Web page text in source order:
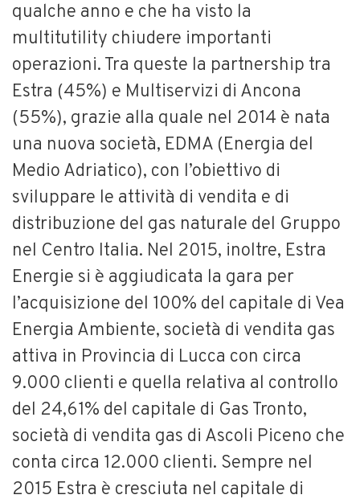
qualche anno e che ha visto la
multitutility chiudere importanti
operazioni. Tra queste la partnership tra
Estra (45%) e Multiservizi di Ancona
(55%), grazie alla quale nel 2014 è nata
una nuova società, EDMA (Energia del
Medio Adriatico), con l’obiettivo di
sviluppare le attività di vendita e di
distribuzione del gas naturale del Gruppo
nel Centro Italia. Nel 2015, inoltre, Estra
Energie si è aggiudicata la gara per
l’acquisizione del 100% del capitale di Vea
Energia Ambiente, società di vendita gas
attiva in Provincia di Lucca con circa
9.000 clienti e quella relativa al controllo
del 24,61% del capitale di Gas Tronto,
società di vendita gas di Ascoli Piceno che
conta circa 12.000 clienti. Sempre nel
2015 Estra è cresciuta nel capitale di